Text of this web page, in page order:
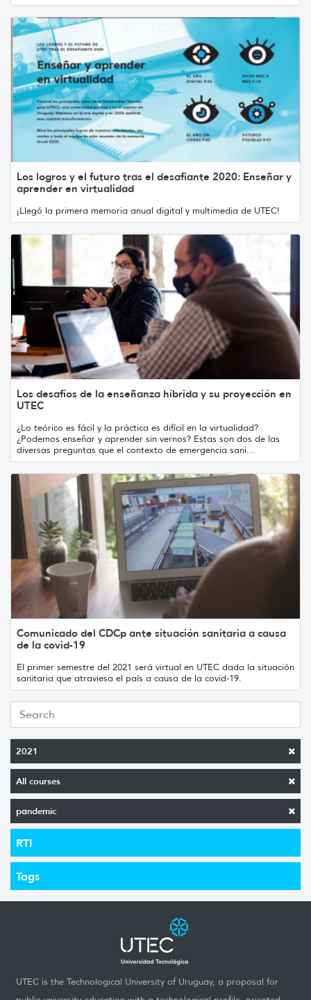
2021
All courses
pandemic
RTI
Tags
Los logros y el futuro tras el desafiante 2020: Enseñar y
aprender en virtualidad
¡Llegó la primera memoria anual digital y multimedia de UTEC!
Los desafíos de la enseñanza híbrida y su proyección en
UTEC
¿Lo teórico es fácil y la práctica es difícil en la virtualidad?
¿Podemos enseñar y aprender sin vernos? Estas son dos de las
diversas preguntas que el contexto de emergencia sani...
Comunicado del CDCp ante situación sanitaria a causa
de la covid-19
El primer semestre del 2021 será virtual en UTEC dada la situación
sanitaria que atraviesa el país a causa de la covid-19.
UTEC is the Technological University of Uruguay, a proposal for